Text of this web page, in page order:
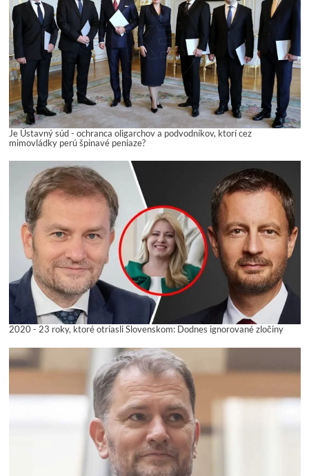
Je Ústavný súd - ochranca oligarchov a podvodníkov, ktorí cez
mimovládky perú špinavé peniaze?
2020 - 23 roky, ktoré otriasli Slovenskom: Dodnes ignorované zločiny